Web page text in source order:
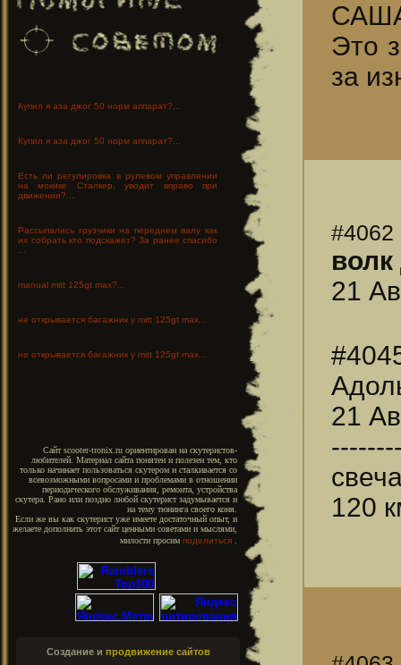
Купил я аза джог 50 норм аппарат?...
Купил я аза джог 50 норм аппарат?...
Есть ли регулировка в рулевом управлении
на мокике Сталкер, уводит вправо при
движении?...
Рассыпались грузчики на переднем валу как
их собрать кто подскажет? За ранее спасибо
...
manual mitt 125gt max?...
не открывается багажник у mitt 125gt max...
не открывается багажник у mitt 125gt max...
Сайт scooter-tronix.ru ориентирован на скутеристов-
любителей. Материал сайта понятен и полезен тем, кто
только начинает пользоваться скутером и сталкивается со
всевозможными вопросами и проблемами в отношении
периодического обслуживания, ремонта, устройства
скутера. Рано или поздно любой скутерист задумывается и
на тему тюнинга своего коня.
Если же вы как скутерист уже имеете достаточный опыт, и
желаете дополнить этот сайт ценными советами и мыслями,
милости просим поделиться .
Создание и продвижение сайтов
Это
за
#4062
волк
21
21
120